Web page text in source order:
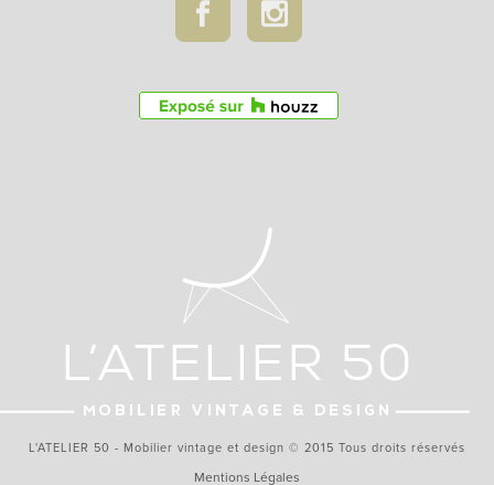
L'ATELIER 50 - Mobilier vintage et design © 2015 Tous droits réservés
Mentions Légales